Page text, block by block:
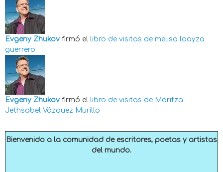
Evgeny Zhukov firmó el libro de visitas de melisa loayza
guerrero
Evgeny Zhukov firmó el libro de visitas de Maritza
Jethsabel Vázquez Murillo
Bienvenido a la comunidad de escritores, poetas y artistas
del mundo.